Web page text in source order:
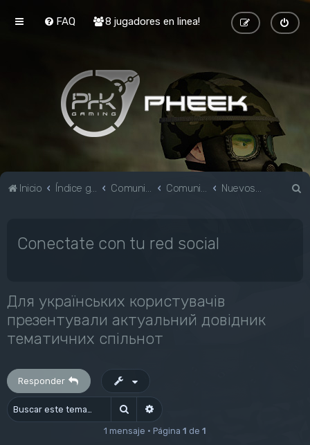
FAQ 8 jugadores en linea!
Inicio Índice general Comunidad Comunidad Nuevos Proyectos
Conectate con tu red social
Для українських користувачів
презентували актуальний довідник
тематичних спільнот
Responder
Buscar Búsqueda avanzada
1 mensaje • Página 1 de 1